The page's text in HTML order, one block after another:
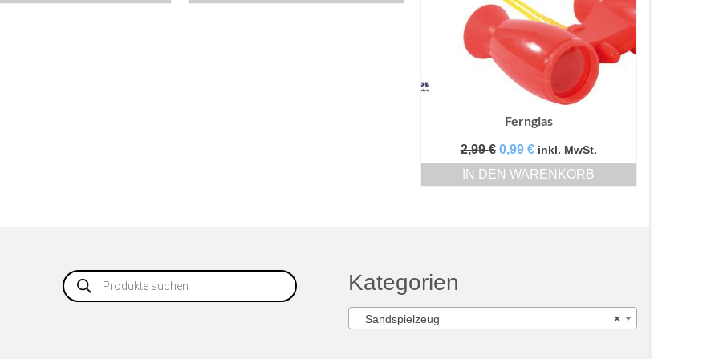
Fernglas
2,99€ Ursprünglicher
Preis
war:
0,99 €Aktueller
Preis
ist:
inkl. MwSt.
IN DEN WARENKORB
Products
search
Kategorien
×
Sandspielzeug